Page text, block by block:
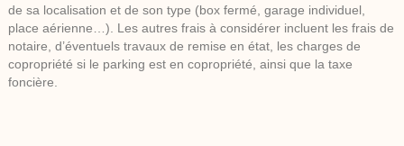
de sa localisation et de son type (box fermé, garage individuel,
place aérienne…). Les autres frais à considérer incluent les frais de
notaire, d’éventuels travaux de remise en état, les charges de
copropriété si le parking est en copropriété, ainsi que la taxe
foncière.